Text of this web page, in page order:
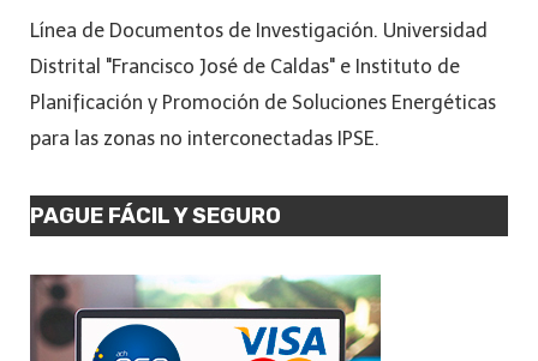
Línea de Documentos de Investigación. Universidad
Distrital "Francisco José de Caldas" e Instituto de
Planificación y Promoción de Soluciones Energéticas
para las zonas no interconectadas IPSE.
PAGUE FÁCIL Y SEGURO